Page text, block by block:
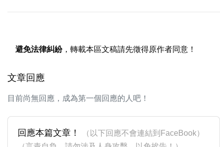
避免法律糾紛，轉載本區文稿請先徵得原作者同意！
文章回應
目前尚無回應，成為第一個回應的人吧！
回應本篇文章！
（以下回應不會連結到FaceBook）